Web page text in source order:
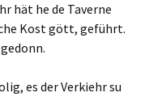
hät he de Taverne
Kost gött, geführt.
es der Verkiehr su